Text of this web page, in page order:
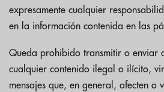
expresamente cualquier
en la información contenida en las
Queda prohibido transmitir o enviar
cualquier contenido ilegal o ilícito,
mensajes que, en general, afecten o